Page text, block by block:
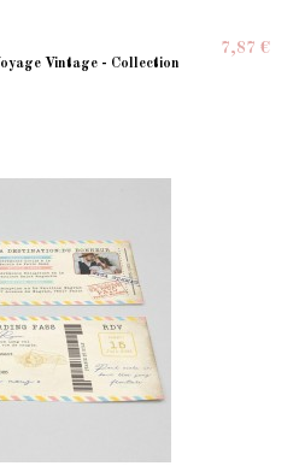
Vintage - Collection
7,87 €